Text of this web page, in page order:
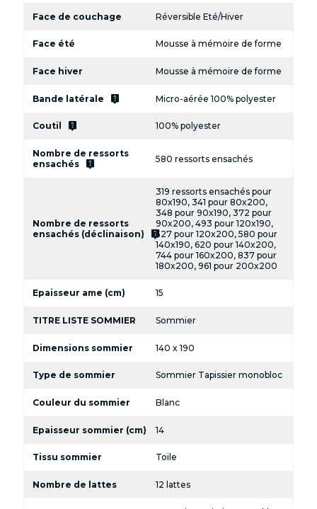
Face de couchage Réversible Eté/Hiver
Face été Mousse à mémoire de forme
Face hiver Mousse à mémoire de forme
Bande latérale live_help Micro-aérée 100% polyester
Coutil live_help 100% polyester
Nombre de ressorts
ensachés
live_help 580 ressorts ensachés
Nombre de ressorts
ensachés (déclinaison)
live_help
319 ressorts ensachés pour
80x190, 341 pour 80x200,
348 pour 90x190, 372 pour
90x200, 493 pour 120x190,
527 pour 120x200, 580 pour
140x190, 620 pour 140x200,
744 pour 160x200, 837 pour
180x200, 961 pour 200x200
Epaisseur ame (cm) 15
TITRE LISTE SOMMIER Sommier
Dimensions sommier 140 x 190
Type de sommier Sommier Tapissier monobloc
Couleur du sommier Blanc
Epaisseur sommier (cm) 14
Tissu sommier Toile
Nombre de lattes 12 lattes